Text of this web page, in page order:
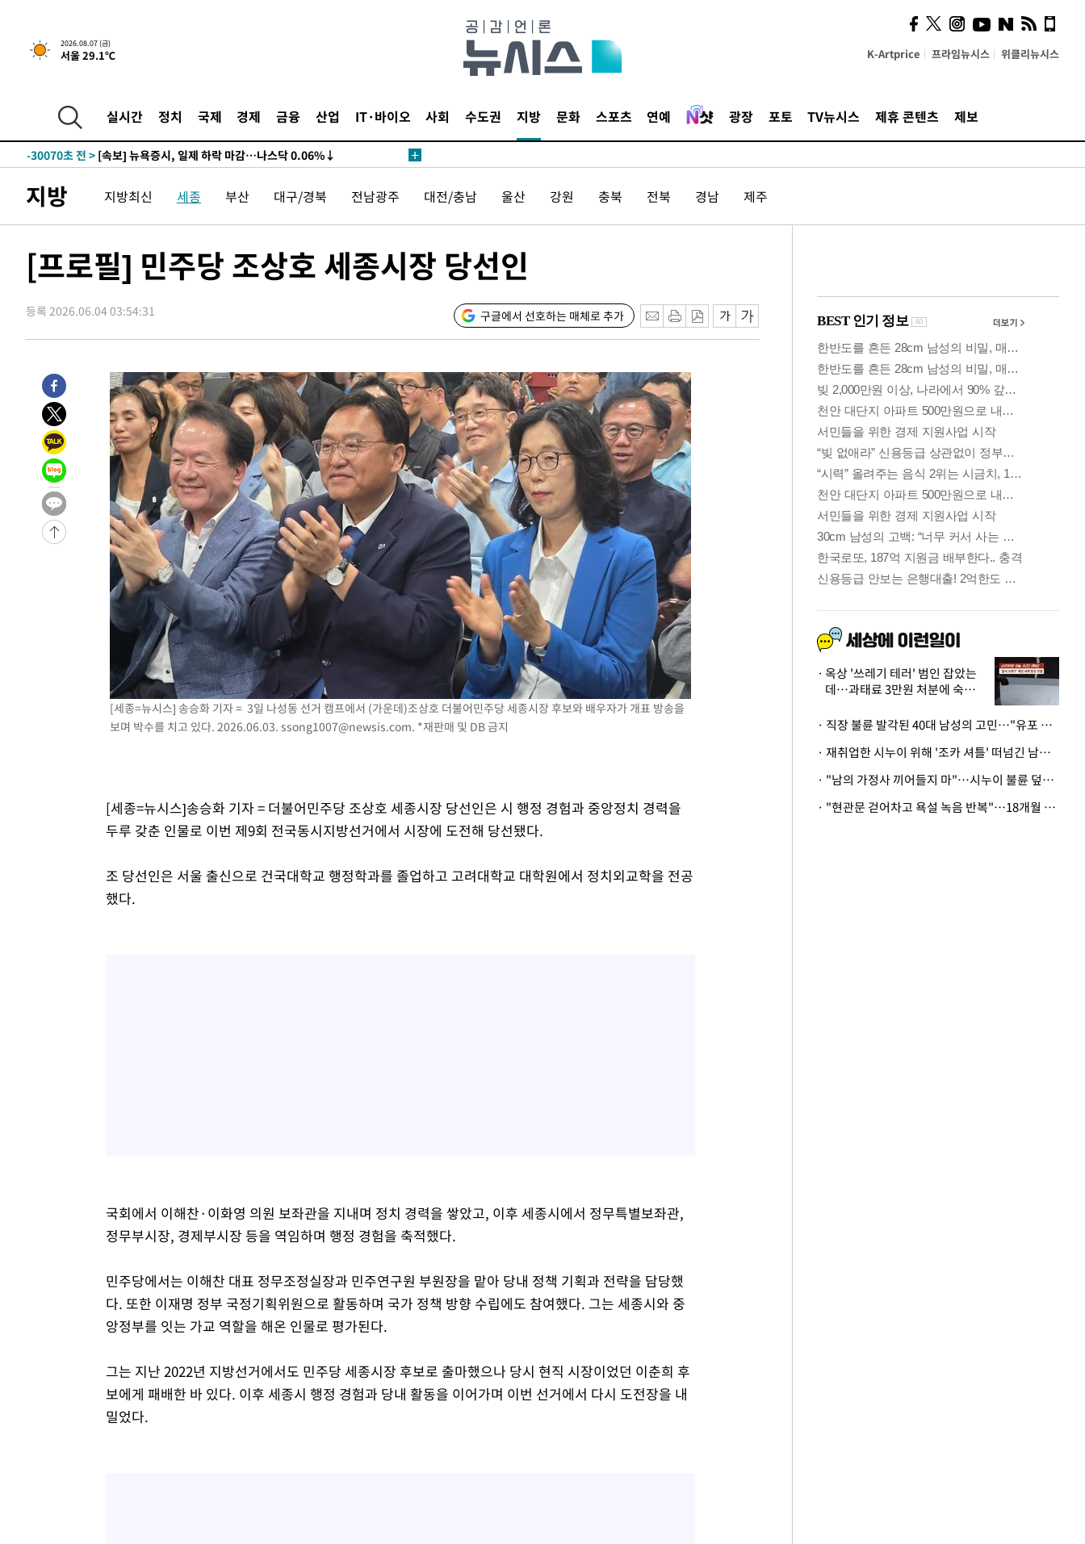
2026.08.07 (금)
서울 29.1℃ K-Artprice 프라임뉴시스 위클리뉴시스
실시간 정치 국제 경제 금융 산업 IT·바이오 사회 수도권 지방 문화 스포츠 연예 광장 포토 TV뉴시스 제휴 콘텐츠 제보
-30070초 전 > [속보] 뉴욕증시, 일제 하락 마감…나스닥 0.06%↓
지방 지방최신 세종 부산 대구/경북 전남광주 대전/충남 울산 강원 충북 전북 경남 제주
[프로필] 민주당 조상호 세종시장 당선인
등록 2026.06.04 03:54:31 구글에서 선호하는 매체로 추가
[세종=뉴시스] 송승화 기자 = 3일 나성동 선거 캠프에서 (가운데)조상호 더불어민주당 세종시장 후보와 배우자가 개표 방송을
보며 박수를 치고 있다. 2026.06.03. ssong1007@newsis.com. *재판매 및 DB 금지
[세종=뉴시스]송승화 기자 = 더불어민주당 조상호 세종시장 당선인은 시 행정 경험과 중앙정치 경력을
두루 갖춘 인물로 이번 제9회 전국동시지방선거에서 시장에 도전해 당선됐다.
조 당선인은 서울 출신으로 건국대학교 행정학과를 졸업하고 고려대학교 대학원에서 정치외교학을 전공
했다.
국회에서 이해찬·이화영 의원 보좌관을 지내며 정치 경력을 쌓았고, 이후 세종시에서 정무특별보좌관,
정무부시장, 경제부시장 등을 역임하며 행정 경험을 축적했다.
민주당에서는 이해찬 대표 정무조정실장과 민주연구원 부원장을 맡아 당내 정책 기획과 전략을 담당했
다. 또한 이재명 정부 국정기획위원으로 활동하며 국가 정책 방향 수립에도 참여했다. 그는 세종시와 중
앙정부를 잇는 가교 역할을 해온 인물로 평가된다.
그는 지난 2022년 지방선거에서도 민주당 세종시장 후보로 출마했으나 당시 현직 시장이었던 이춘희 후
보에게 패배한 바 있다. 이후 세종시 행정 경험과 당내 활동을 이어가며 이번 선거에서 다시 도전장을 내
밀었다.
의견, 국토부·LH에 충실히
전달할 것"
옥상 '쓰레기 테러' 범인 잡았는
데…과태료 3만원 처분에 숙박업
· 직장 불륜 발각된 40대 남성의 고민…"유포 동료 명예훼손·협박죄 고소 가능할까"
· 재취업한 시누이 위해 '조카 셔틀' 떠넘긴 남편…아내 "난 못한다"
· "남의 가정사 끼어들지 마"…시누이 불륜 덮으려는 남편에 억울한 아내
· "현관문 걷어차고 욕설 녹음 반복"…18개월 아기 키우는 집 뒤흔든 '앞집의 비극'